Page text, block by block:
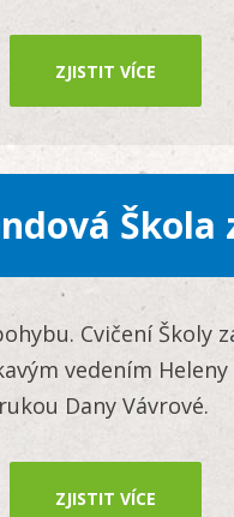
ZJISTIT VÍCE
Škola
Cvičení Školy
vedením
rukou Dany Vávrové.
ZJISTIT VÍCE